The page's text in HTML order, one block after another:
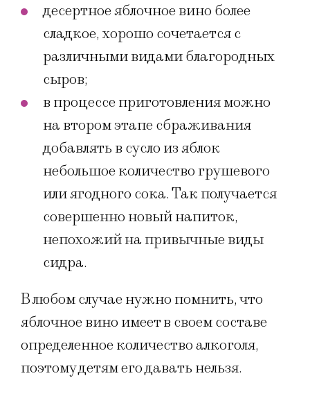
десертное яблочное вино более
сладкое, хорошо сочетается с
различными видами благородных
сыров;
в процессе приготовления можно
на втором этапе сбраживания
добавлять в сусло из яблок
небольшое количество грушевого
или ягодного сока. Так получается
совершенно новый напиток,
непохожий на привычные виды
сидра.
В любом случае нужно помнить, что
яблочное вино имеет в своем составе
определенное количество алкоголя,
поэтому детям его давать нельзя.